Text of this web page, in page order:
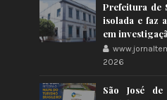
Prefeitura de
isolada e faz
em
2026
São José